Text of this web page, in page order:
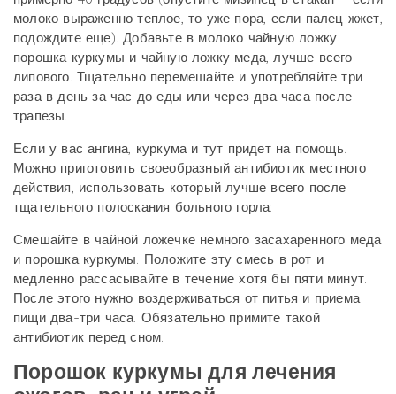
молоко выраженно теплое, то уже пора, если палец жжет,
подождите еще). Добавьте в молоко чайную ложку
порошка куркумы и чайную ложку меда, лучше всего
липового. Тщательно перемешайте и употребляйте три
раза в день за час до еды или через два часа после
трапезы.
Если у вас ангина, куркума и тут придет на помощь.
Можно приготовить своеобразный антибиотик местного
действия, использовать который лучше всего после
тщательного полоскания больного горла:
Смешайте в чайной ложечке немного засахаренного меда
и порошка куркумы. Положите эту смесь в рот и
медленно рассасывайте в течение хотя бы пяти минут.
После этого нужно воздерживаться от питья и приема
пищи два-три часа. Обязательно примите такой
антибиотик перед сном.
Порошок куркумы для лечения